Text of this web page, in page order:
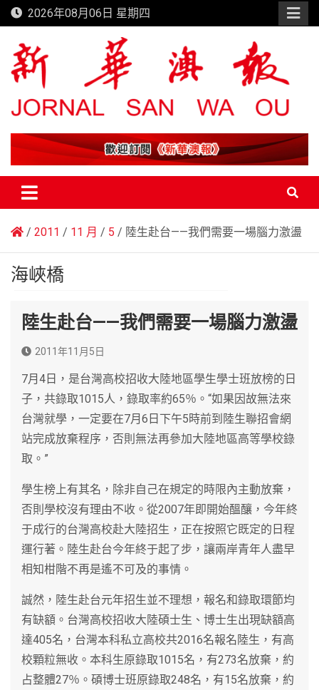
Skip
to
content
2026年08月06日 星期四
新華澳報
2011 11 月 5 陸生赴台——我們需要一場腦力激盪
海峽橋
陸生赴台——我們需要一場腦力激盪
2011年11月5日
7月4日，是台灣高校招收大陸地區學生學士班放榜的日
子，共錄取1015人，錄取率約65％。“如果因故無法來
台灣就學，一定要在7月6日下午5時前到陸生聯招會網
站完成放棄程序，否則無法再參加大陸地區高等學校錄
取。”
學生榜上有其名，除非自己在規定的時限內主動放棄，
否則學校沒有理由不收。從2007年即開始醞釀，今年終
于成行的台灣高校赴大陸招生，正在按照它既定的日程
運行著。陸生赴台今年終于起了步，讓兩岸青年人盡早
相知柑階不再是遙不可及的事情。
誠然，陸生赴台元年招生並不理想，報名和錄取環節均
有缺額。台灣高校招收大陸碩士生、博士生出現缺額高
達405名，台灣本科私立高校共2016名報名陸生，有高
校顆粒無收。本科生原錄取1015名，有273名放棄，約
占整體27％。碩博士班原錄取248名，有15名放棄，約